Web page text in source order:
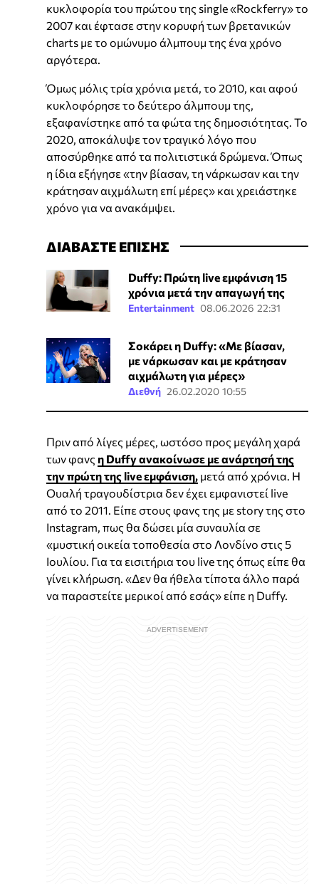
κυκλοφορία του πρώτου της single «Rockferry» το
2007 και έφτασε στην κορυφή των βρετανικών
charts με το ομώνυμο άλμπουμ της ένα χρόνο
αργότερα.
Όμως μόλις τρία χρόνια μετά, το 2010, και αφού
κυκλοφόρησε το δεύτερο άλμπουμ της,
εξαφανίστηκε από τα φώτα της δημοσιότητας. Το
2020, αποκάλυψε τον τραγικό λόγο που
αποσύρθηκε από τα πολιτιστικά δρώμενα. Όπως
η ίδια εξήγησε «την βίασαν, τη νάρκωσαν και την
κράτησαν αιχμάλωτη επί μέρες» και χρειάστηκε
χρόνο για να ανακάμψει.
ΔΙΑΒΑΣΤΕ ΕΠΙΣΗΣ
Duffy: Πρώτη live εμφάνιση 15
χρόνια μετά την απαγωγή της
Entertainment 08.06.2026 22:31
Σοκάρει η Duffy: «Με βίασαν,
με νάρκωσαν και με κράτησαν
αιχμάλωτη για μέρες»
Διεθνή 26.02.2020 10:55
Πριν από λίγες μέρες, ωστόσο προς μεγάλη χαρά
των φανς η Duffy ανακοίνωσε με ανάρτησή της
την πρώτη της live εμφάνιση, μετά από χρόνια. Η
Ουαλή τραγουδίστρια δεν έχει εμφανιστεί live
από το 2011. Είπε στους φανς της με story της στο
Instagram, πως θα δώσει μία συναυλία σε
«μυστική οικεία τοποθεσία στο Λονδίνο στις 5
Ιουλίου. Για τα εισιτήρια του live της όπως είπε θα
γίνει κλήρωση. «Δεν θα ήθελα τίποτα άλλο παρά
να παραστείτε μερικοί από εσάς» είπε η Duffy.